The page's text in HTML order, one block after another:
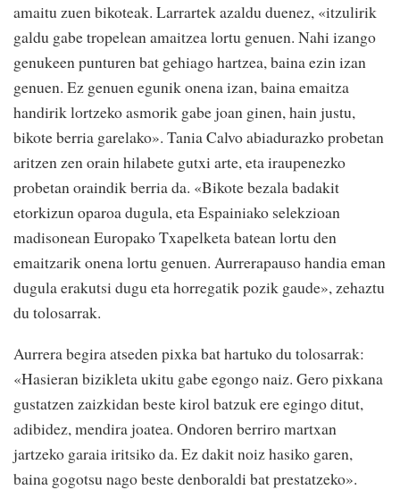
amaitu zuen bikoteak. Larrartek azaldu duenez, «itzulirik
galdu gabe tropelean amaitzea lortu genuen. Nahi izango
genukeen punturen bat gehiago hartzea, baina ezin izan
genuen. Ez genuen egunik onena izan, baina emaitza
handirik lortzeko asmorik gabe joan ginen, hain justu,
bikote berria garelako». Tania Calvo abiadurazko probetan
aritzen zen orain hilabete gutxi arte, eta iraupenezko
probetan oraindik berria da. «Bikote bezala badakit
etorkizun oparoa dugula, eta Espainiako selekzioan
madisonean Europako Txapelketa batean lortu den
emaitzarik onena lortu genuen. Aurrerapauso handia eman
dugula erakutsi dugu eta horregatik pozik gaude», zehaztu
du tolosarrak.
Aurrera begira atseden pixka bat hartuko du tolosarrak:
«Hasieran bizikleta ukitu gabe egongo naiz. Gero pixkana
gustatzen zaizkidan beste kirol batzuk ere egingo ditut,
adibidez, mendira joatea. Ondoren berriro martxan
jartzeko garaia iritsiko da. Ez dakit noiz hasiko garen,
baina gogotsu nago beste denboraldi bat prestatzeko».